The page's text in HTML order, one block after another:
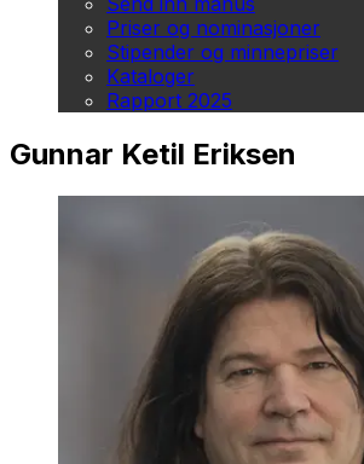
Priser og nominasjoner
Stipender og minnepriser
Kataloger
Rapport 2025
Gunnar Ketil Eriksen